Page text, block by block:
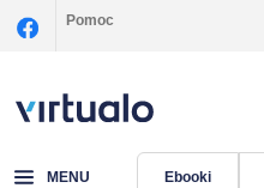
Pomoc
MENU Ebooki